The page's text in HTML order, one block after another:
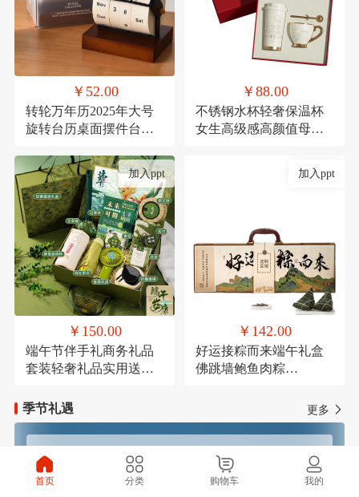
首页 分类 购物车 我的
￥52.00
转轮万年历2025年大号
旋转台历桌面摆件台历
￥88.00
不锈钢水杯轻奢保温杯
女生高级感高颜值母亲
加入ppt
￥150.00
端午节伴手礼商务礼品
套装轻奢礼品实用送客
品定制logo
加入ppt
￥142.00
好运接粽而来端午礼盒
佛跳墙鲍鱼肉粽
腿肉粽120g*1，鲜肉粽
120g*1，高汤蛋黄鲜肉
粽120g*1，玫瑰豆沙粽
120g*1，芋泥紫薯粽
120g*1，咸鸭蛋
季节礼遇 更多
春季焕新 夏季清凉